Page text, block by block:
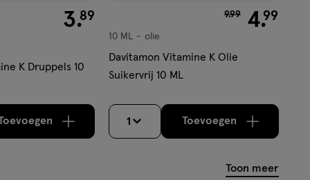
€ 3.89
3.89
K Druppels 10
verhoog aantal met één Bijna uitverkocht!Er zijn nog
van € 9.99 voor
9.99 4.99
olie
10 ML olie
Davitamon Vitamine K Olie
Suikervrij 10 ML
1 Toevoegenverhoog aantal
Toon meer